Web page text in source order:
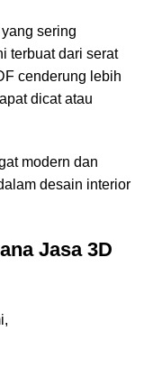
sering
terbuat dari serat
cenderung lebih
dicat atau
modern dan
desain interior
Jasa 3D